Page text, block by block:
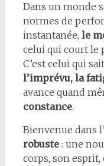
Dans un monde
normes de
instantanée, le
celui qui court le
C’est celui qui sait
l’imprévu, la
avance quand
constance.
Bienvenue dans
robuste: une
corps, son